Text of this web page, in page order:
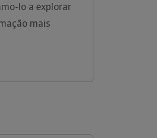
lo a explorar
mais